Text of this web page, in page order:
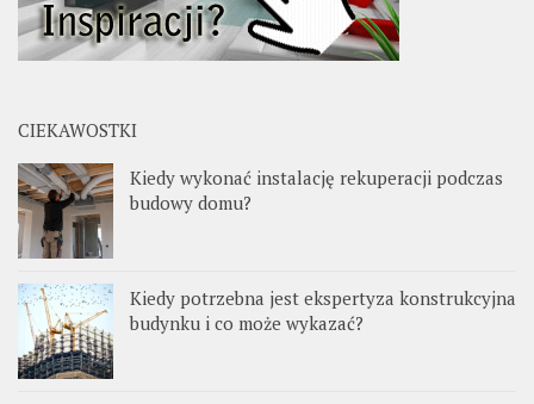
CIEKAWOSTKI
Kiedy wykonać instalację rekuperacji podczas
budowy domu?
Kiedy potrzebna jest ekspertyza konstrukcyjna
budynku i co może wykazać?